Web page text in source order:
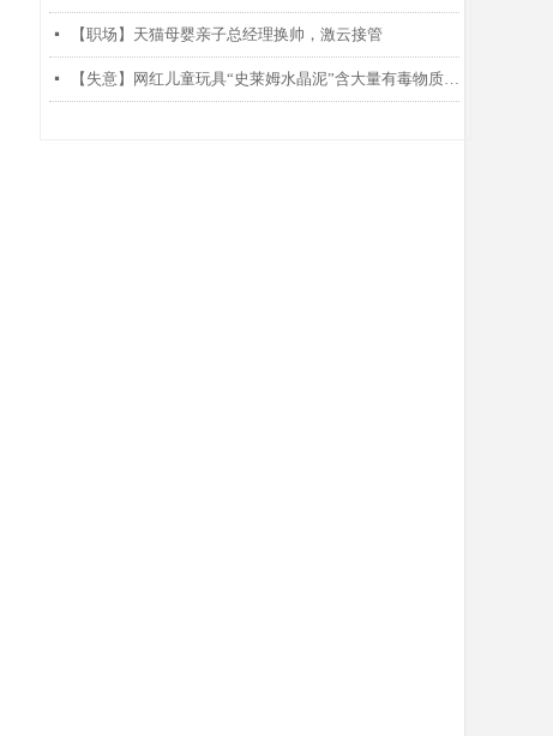
넷 【职场】天猫母婴亲子总经理换帅，激云接管
넷 【失意】网红儿童玩具“史莱姆水晶泥”含大量有毒物质硼砂被曝光